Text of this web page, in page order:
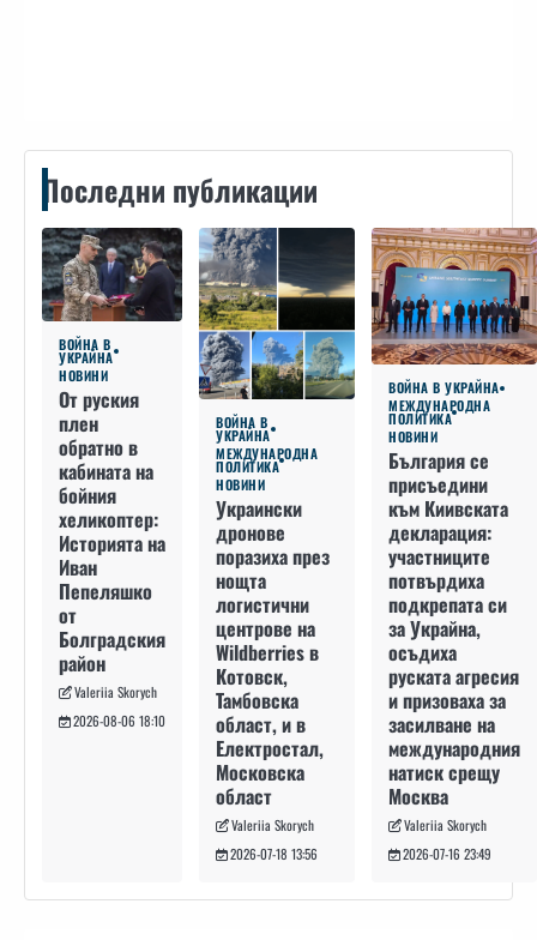
Последни публикации
ВОЙНА В
УКРАЙНА
НОВИНИ
От руския
плен
обратно в
кабината на
бойния
хеликоптер:
Историята на
Иван
Пепеляшко
от
Болградския
район
Valeriia Skorych
2026-08-06 18:10
ВОЙНА В
УКРАЙНА
МЕЖДУНАРОДНА
ПОЛИТИКА
НОВИНИ
Украински
дронове
поразиха през
нощта
логистични
центрове на
Wildberries в
Котовск,
Тамбовска
област, и в
Електростал,
Московска
област
Valeriia Skorych
2026-07-18 13:56
ВОЙНА В УКРАЙНА
МЕЖДУНАРОДНА
ПОЛИТИКА
НОВИНИ
България се
присъедини
към Киивската
декларация:
участниците
потвърдиха
подкрепата си
за Украйна,
осъдиха
руската агресия
и призоваха за
засилване на
международния
натиск срещу
Москва
Valeriia Skorych
2026-07-16 23:49